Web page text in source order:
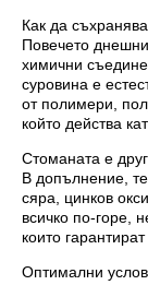
Как да
Повечето
химични
суровина е
от полимери,
който действа
Стоманата е
В допълнение,
сяра, цинков
всичко по-горе,
които
Оптимални